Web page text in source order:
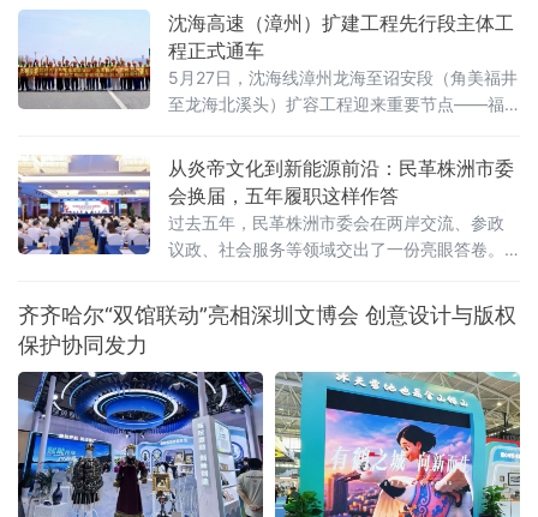
云南重要讲话精神和重要回信精神，落实省委
要求，牢记嘱托、奋发有为，在新征程上创造
更加美好生活。
沈海高速（漳州）扩建工程先行段主体工
程正式通车
5月27日，沈海线漳州龙海至诏安段（角美福井
至龙海北溪头）扩容工程迎来重要节点——福
大桥外）主体工程正式通过交工核验并开放交
通。这标志着该路段已具备通车条件，将为厦
漳两地的交通互联与区域经济发展注入新活
力。重点工程突破 打通交通动脉作为福建省高
速公路网规划“一纵”的重要组成部分，沈海高速
从炎帝文化到新能源前沿：民革株洲市委
会换届，五年履职这样作答
过去五年，民革株洲市委会在两岸交流、参政
议政、社会服务等领域交出了一份亮眼答卷。
来，民革株洲市委会先后协办海峡两岸炎帝神
农文化交流大会、华灿·2025海峡两岸青少年跆
齐齐哈尔“双馆联动”亮相深圳文博会 创意设计与版权
保护协同发力